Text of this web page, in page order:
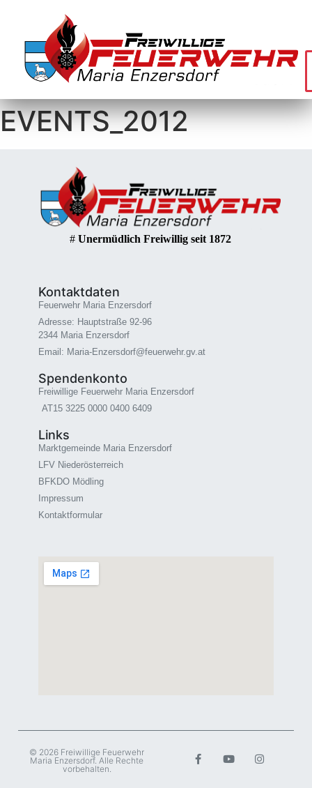
EVENTS_2012
# Unermüdlich Freiwillig seit 1872
Kontaktdaten
Feuerwehr Maria Enzersdorf
Adresse: Hauptstraße 92-96
2344 Maria Enzersdorf
Email: Maria-Enzersdorf@feuerwehr.gv.at
Spendenkonto
Freiwillige Feuerwehr Maria Enzersdorf
AT15 3225 0000 0400 6409
Links
Marktgemeinde Maria Enzersdorf
LFV Niederösterreich
BFKDO Mödling
Impressum
Kontaktformular
© 2026 Freiwillige Feuerwehr
Maria Enzersdorf. Alle Rechte
vorbehalten.